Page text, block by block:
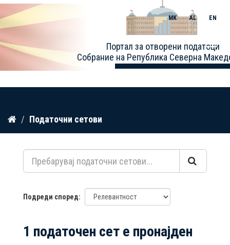
Прескокнете
содржина
Портал за отворени податоци
Собрание на Република Северна
MK AL EN
Toggle
Податочни сетови
Подреди според
1 податочен сет е пронајден